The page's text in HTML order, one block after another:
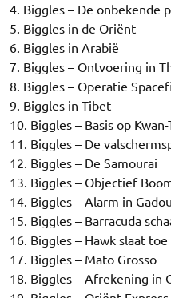
4. Biggles – De onbekende
5. Biggles in de Oriënt
6. Biggles in Arabië
7. Biggles – Ontvoering in
8. Biggles – Operatie
9. Biggles in Tibet
10. Biggles – Basis op Kwan-
11. Biggles – De
12. Biggles – De Samourai
13. Biggles – Objectief
14. Biggles – Alarm in
15. Biggles – Barracuda
16. Biggles – Hawk slaat toe
17. Biggles – Mato Grosso
18. Biggles – Afrekening in